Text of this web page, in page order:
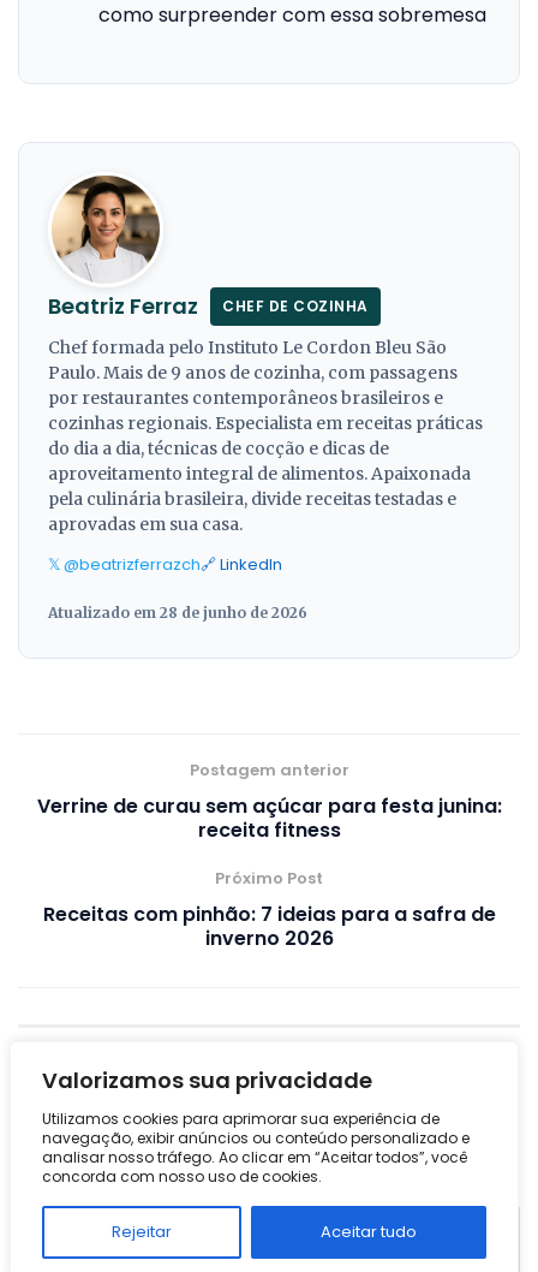
Valorizamos sua privacidade
Utilizamos cookies para aprimorar sua experiência de
navegação, exibir anúncios ou conteúdo personalizado e
analisar nosso tráfego. Ao clicar em “Aceitar todos”, você
concorda com nosso uso de cookies.
Rejeitar Aceitar tudo
como surpreender com essa sobremesa
Beatriz Ferraz CHEF DE COZINHA
Chef formada pelo Instituto Le Cordon Bleu São
Paulo. Mais de 9 anos de cozinha, com passagens
por restaurantes contemporâneos brasileiros e
cozinhas regionais. Especialista em receitas práticas
do dia a dia, técnicas de cocção e dicas de
aproveitamento integral de alimentos. Apaixonada
pela culinária brasileira, divide receitas testadas e
aprovadas em sua casa.
𝕏 @beatrizferrazch🔗 LinkedIn
Atualizado em 28 de junho de 2026
Postagem anterior
Verrine de curau sem açúcar para festa junina:
receita fitness
Próximo Post
Receitas com pinhão: 7 ideias para a safra de
inverno 2026
Deixe um comentário
O seu endereço de e-mail não será publicado.Campos
obrigatórios são marcados com*
Comentário*